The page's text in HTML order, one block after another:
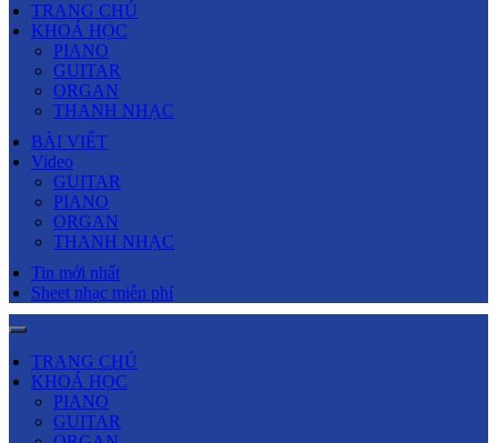
TRANG CHỦ
KHOÁ HỌC
PIANO
GUITAR
ORGAN
THANH NHẠC
BÀI VIẾT
Video
GUITAR
PIANO
ORGAN
THANH NHẠC
Tin mới nhất
Sheet nhạc miễn phí
TRANG CHỦ
KHOÁ HỌC
PIANO
GUITAR